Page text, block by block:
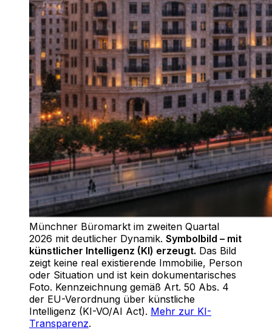
Münchner Büromarkt im zweiten Quartal
2026 mit deutlicher Dynamik. Symbolbild – mit
künstlicher Intelligenz (KI) erzeugt. Das Bild
zeigt keine real existierende Immobilie, Person
oder Situation und ist kein dokumentarisches
Foto. Kennzeichnung gemäß Art. 50 Abs. 4
der EU-Verordnung über künstliche
Intelligenz (KI-VO/AI Act). Mehr zur KI-
Transparenz.